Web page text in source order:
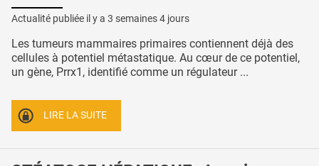
Actualité publiée il y a 3 semaines 4 jours
Les tumeurs mammaires primaires contiennent déjà des
cellules à potentiel métastatique. Au cœur de ce potentiel,
un gène, Prrx1, identifié comme un régulateur ...
LIRE LA SUITE